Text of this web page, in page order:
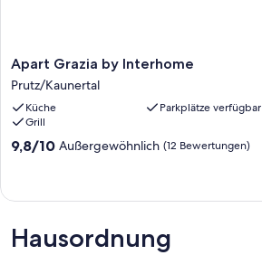
Deposit information:
Kaution bar: 150.0 EUR
#AT6544.602.1
Apart
Grazia
by
Interhome
Prutz/Kaunertal
Apart Grazia by Interhome
Prutz/Kaunertal
Küche
Parkplätze verfügbar
Grill
9.8
Bewertungen)
9,8/10 Außergewöhnlich (12 Bewertungen)
Hausordnung